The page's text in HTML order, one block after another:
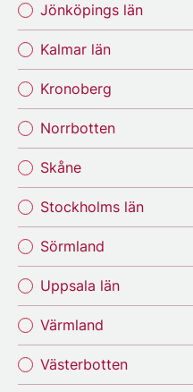
Jönköpings län
Kalmar län
Kronoberg
Norrbotten
Skåne
Stockholms län
Sörmland
Uppsala län
Värmland
Västerbotten